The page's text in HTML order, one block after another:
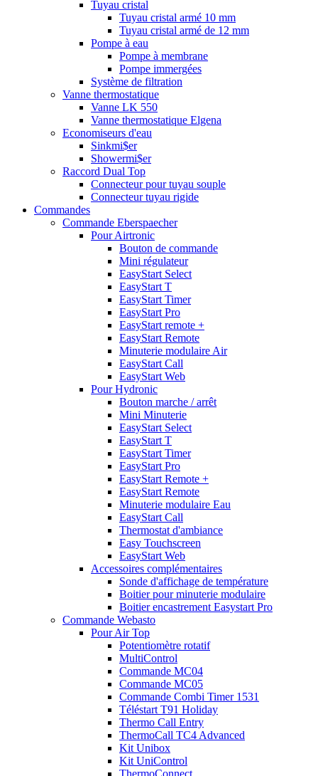
Tuyau cristal
Tuyau cristal armé 10 mm
Tuyau cristal armé de 12 mm
Pompe à eau
Pompe à membrane
Pompe immergées
Système de filtration
Vanne thermostatique
Vanne LK 550
Vanne thermostatique Elgena
Economiseurs d'eau
Sinkmi$er
Showermi$er
Raccord Dual Top
Connecteur pour tuyau souple
Connecteur tuyau rigide
Commandes
Commande Eberspaecher
Pour Airtronic
Bouton de commande
Mini régulateur
EasyStart Select
EasyStart T
EasyStart Timer
EasyStart Pro
EasyStart remote +
EasyStart Remote
Minuterie modulaire Air
EasyStart Call
EasyStart Web
Pour Hydronic
Bouton marche / arrêt
Mini Minuterie
EasyStart Select
EasyStart T
EasyStart Timer
EasyStart Pro
EasyStart Remote +
EasyStart Remote
Minuterie modulaire Eau
EasyStart Call
Thermostat d'ambiance
Easy Touchscreen
EasyStart Web
Accessoires complémentaires
Sonde d'affichage de température
Boitier pour minuterie modulaire
Boitier encastrement Easystart Pro
Commande Webasto
Pour Air Top
Potentiomètre rotatif
MultiControl
Commande MC04
Commande MC05
Commande Combi Timer 1531
Téléstart T91 Holiday
Thermo Call Entry
ThermoCall TC4 Advanced
Kit Unibox
Kit UniControl
ThermoConnect